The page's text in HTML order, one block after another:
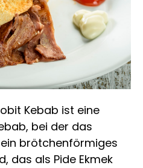
Kebab ist eine
bei der das
brötchenförmiges
das als Pide Ekmek